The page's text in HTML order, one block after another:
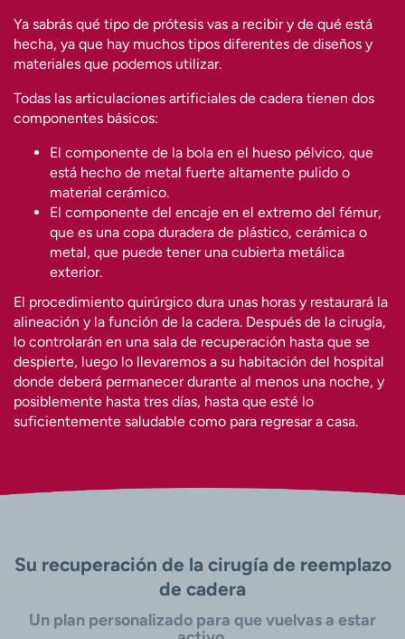
Ya sabrás qué tipo de prótesis vas a recibir y de qué está
hecha, ya que hay muchos tipos diferentes de diseños y
materiales que podemos utilizar.
Todas las articulaciones artificiales de cadera tienen dos
componentes básicos:
El componente de la bola en el hueso pélvico, que
está hecho de metal fuerte altamente pulido o
material cerámico.
El componente del encaje en el extremo del fémur,
que es una copa duradera de plástico, cerámica o
metal, que puede tener una cubierta metálica
exterior.
El procedimiento quirúrgico dura unas horas y restaurará la
alineación y la función de la cadera. Después de la cirugía,
lo controlarán en una sala de recuperación hasta que se
despierte, luego lo llevaremos a su habitación del hospital
donde deberá permanecer durante al menos una noche, y
posiblemente hasta tres días, hasta que esté lo
suficientemente saludable como para regresar a casa.
Su recuperación de la cirugía de reemplazo
de cadera
Un plan personalizado para que vuelvas a estar